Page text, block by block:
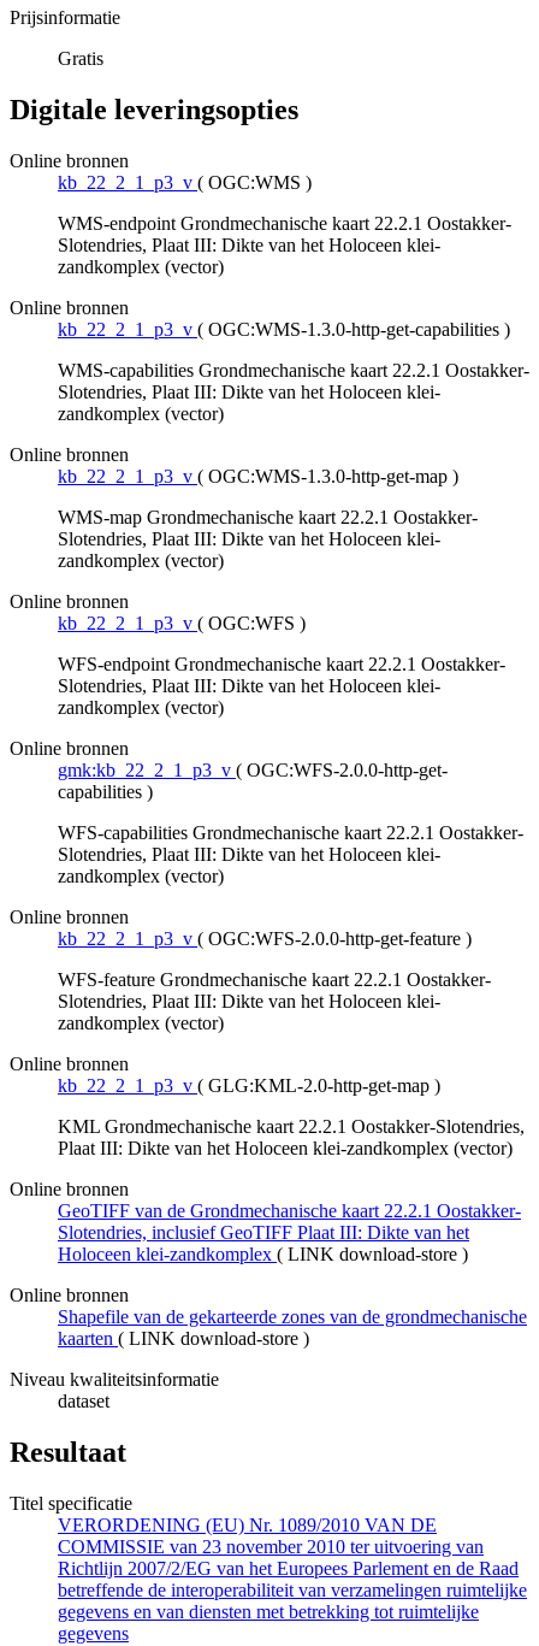
Prijsinformatie
Gratis
Digitale leveringsopties
Online bronnen
kb_22_2_1_p3_v ( OGC:WMS )
WMS-endpoint Grondmechanische kaart 22.2.1 Oostakker-
Slotendries, Plaat III: Dikte van het Holoceen klei-
zandkomplex (vector)
Online bronnen
kb_22_2_1_p3_v ( OGC:WMS-1.3.0-http-get-capabilities )
WMS-capabilities Grondmechanische kaart 22.2.1 Oostakker-
Slotendries, Plaat III: Dikte van het Holoceen klei-
zandkomplex (vector)
Online bronnen
kb_22_2_1_p3_v ( OGC:WMS-1.3.0-http-get-map )
WMS-map Grondmechanische kaart 22.2.1 Oostakker-
Slotendries, Plaat III: Dikte van het Holoceen klei-
zandkomplex (vector)
Online bronnen
kb_22_2_1_p3_v ( OGC:WFS )
WFS-endpoint Grondmechanische kaart 22.2.1 Oostakker-
Slotendries, Plaat III: Dikte van het Holoceen klei-
zandkomplex (vector)
Online bronnen
gmk:kb_22_2_1_p3_v ( OGC:WFS-2.0.0-http-get-
capabilities )
WFS-capabilities Grondmechanische kaart 22.2.1 Oostakker-
Slotendries, Plaat III: Dikte van het Holoceen klei-
zandkomplex (vector)
Online bronnen
kb_22_2_1_p3_v ( OGC:WFS-2.0.0-http-get-feature )
WFS-feature Grondmechanische kaart 22.2.1 Oostakker-
Slotendries, Plaat III: Dikte van het Holoceen klei-
zandkomplex (vector)
Online bronnen
kb_22_2_1_p3_v ( GLG:KML-2.0-http-get-map )
KML Grondmechanische kaart 22.2.1 Oostakker-Slotendries,
Plaat III: Dikte van het Holoceen klei-zandkomplex (vector)
Online bronnen
GeoTIFF van de Grondmechanische kaart 22.2.1 Oostakker-
Slotendries, inclusief GeoTIFF Plaat III: Dikte van het
Holoceen klei-zandkomplex ( LINK download-store )
Online bronnen
Shapefile van de gekarteerde zones van de grondmechanische
kaarten ( LINK download-store )
Niveau kwaliteitsinformatie
dataset
Resultaat
Titel specificatie
VERORDENING (EU) Nr. 1089/2010 VAN DE
COMMISSIE van 23 november 2010 ter uitvoering van
Richtlijn 2007/2/EG van het Europees Parlement en de Raad
betreffende de interoperabiliteit van verzamelingen ruimtelijke
gegevens en van diensten met betrekking tot ruimtelijke
gegevens